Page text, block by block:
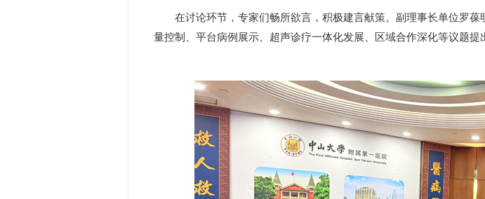
在讨论环节，专家们畅所欲言，积极建言献策。副理事长单位罗
量控制、平台病例展示、超声诊疗一体化发展、区域合作深化等议题提